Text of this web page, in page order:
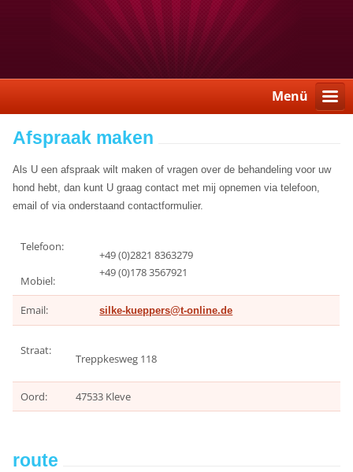
Menü
Afspraak maken
Als U een afspraak wilt maken of vragen over de behandeling voor uw
hond hebt, dan kunt U graag contact met mij opnemen via telefoon,
email of via onderstaand contactformulier.
Telefoon:
Mobiel:
+49 (0)2821 8363279
+49 (0)178 3567921
Email: silke-kueppers@t-online.de
Straat:
Treppkesweg 118
Oord: 47533 Kleve
route